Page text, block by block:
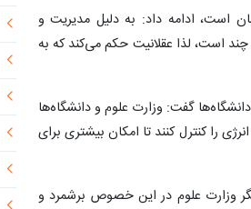
است، ادامه داد: به دلیل مدیریت و
است، لذا عقلانیت حکم می‌کند که به
گفت: وزارت علوم و دانشگاه‌ها
را کنترل کنند تا امکان بیشتری برای
وزارت علوم در این خصوص برشمرد و